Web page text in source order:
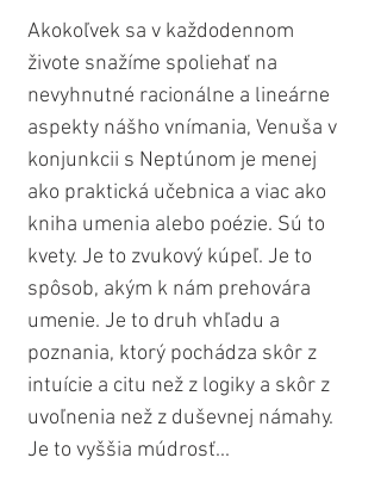
Akokoľvek sa v každodennom
živote snažíme spoliehať na
nevyhnutné racionálne a lineárne
aspekty nášho vnímania, Venuša v
konjunkcii s Neptúnom je menej
ako praktická učebnica a viac ako
kniha umenia alebo poézie. Sú to
kvety. Je to zvukový kúpeľ. Je to
spôsob, akým k nám prehovára
umenie. Je to druh vhľadu a
poznania, ktorý pochádza skôr z
intuície a citu než z logiky a skôr z
uvoľnenia než z duševnej námahy.
Je to vyššia múdrosť...